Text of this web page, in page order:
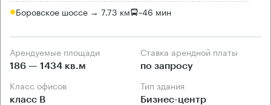
Боровское шоссе → 7.73 км ~46 мин
Арендуемые площади
186 — 1434 кв.м
Ставка арендной платы
по запросу
Класс офисов
класс B
Тип здания
Бизнес-центр